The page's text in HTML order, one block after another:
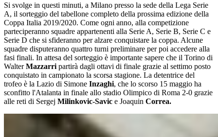
Si svolge in questi minuti, a Milano presso la sede della Lega Serie
A, il sorteggio del tabellone completo della prossima edizione della
Coppa Italia 2019/2020. Come ogni anno, alla competizione
parteciperanno squadre appartenenti alla Serie A, Serie B, Serie C e
Serie D che si sfideranno per alzare conquistare la coppa. Alcune
squadre disputeranno quattro turni preliminare per poi accedere alla
fasi finali. In attesa del sorteggio è importante sapere che il Torino di
WalterMazzarri partirà dagli ottavi di finale grazie al settimo posto
conquistato in campionato la scorsa stagione. La detentrice del
trofeo è la Lazio di Simone Inzaghi, che lo scorso 15 maggio ha
sconfitto l'Atalanta in finale allo stadio Olimpico di Roma 2-0 grazie
alle reti di Sergej Milinkovic-Savic e Joaquin Correa.